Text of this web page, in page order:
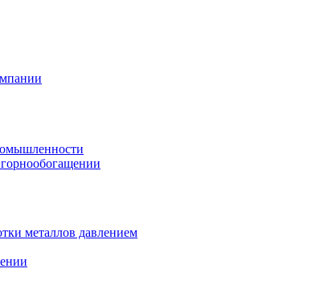
металлов давлением